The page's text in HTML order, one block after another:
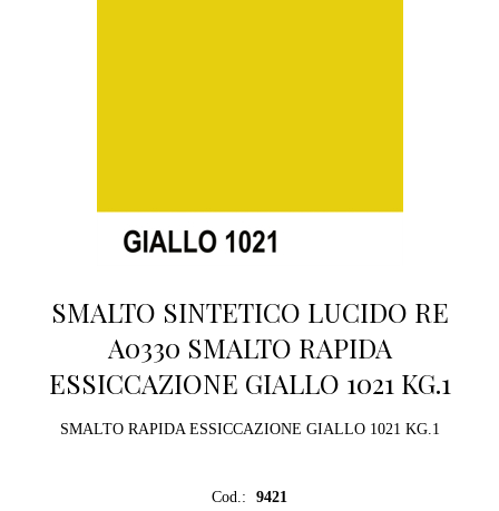
SMALTO SINTETICO LUCIDO RE
A0330 SMALTO RAPIDA
ESSICCAZIONE GIALLO 1021 KG.1
SMALTO RAPIDA ESSICCAZIONE GIALLO 1021 KG.1
Cod.: 9421